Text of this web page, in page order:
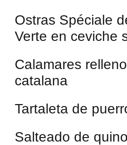
Ostras Spéciale
Verte en ceviche
Calamares
catalana
Tartaleta de
Salteado de